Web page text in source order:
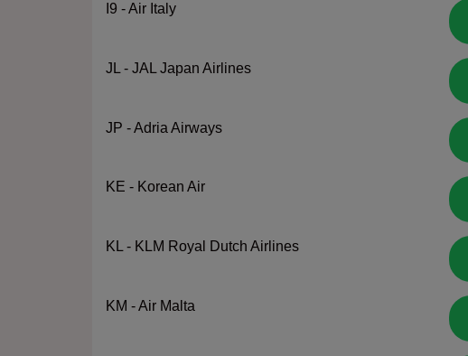
I9 - Air Italy
JL - JAL Japan Airlines
JP - Adria Airways
KE - Korean Air
KL - KLM Royal Dutch Airlines
KM - Air Malta